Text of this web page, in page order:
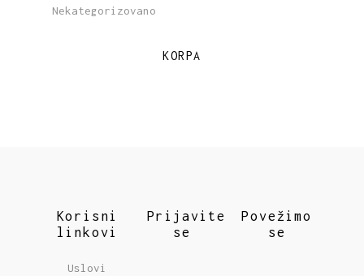
Nekategorizovano
KORPA
Korisni
linkovi
Uslovi
Prijavite
se
Povežimo
se